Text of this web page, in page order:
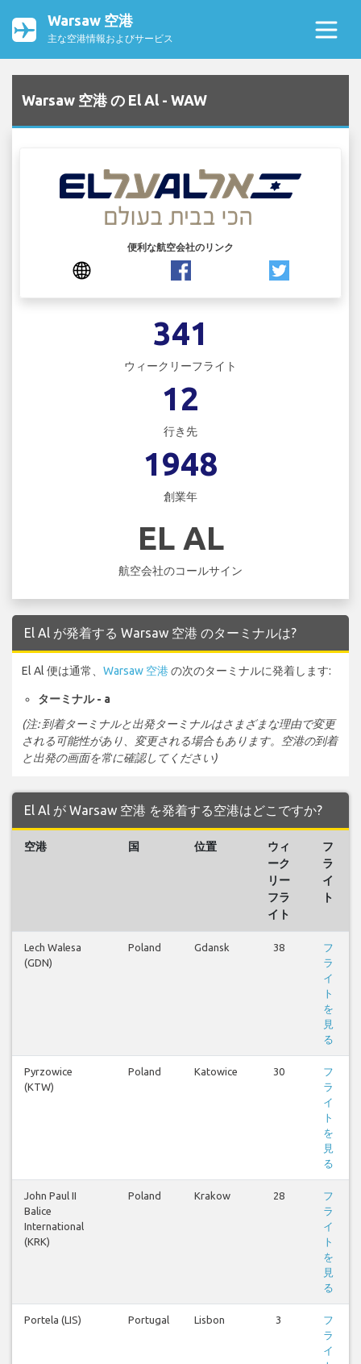
Warsaw 空港
主な空港情報およびサービス
Warsaw 空港 の El Al - WAW
便利な航空会社のリンク
341
ウィークリーフライト
12
行き先
1948
創業年
EL AL
航空会社のコールサイン
El Al が発着する Warsaw 空港 のターミナルは?
El Al 便は通常、 Warsaw 空港の次のターミナルに発着します:
ターミナル - a
(注: 到着ターミナルと出発ターミナルはさまざまな理由で変更
される可能性があり、変更される場合もあります。空港の到着
と出発の画面を常に確認してください)
El Al が Warsaw 空港 を発着する空港はどこですか?
空港 国 位置
ウィ
ーク
リー
フラ
イト
フ
ラ
イ
ト
Lech Walesa
(GDN)
Poland Gdansk 38
フ
ラ
イ
ト
を
見
る
Pyrzowice
(KTW)
Poland Katowice 30
フ
ラ
イ
ト
を
見
る
John Paul II
Balice
International
(KRK)
Poland Krakow 28
フ
ラ
イ
ト
を
見
る
Portela (LIS) Portugal Lisbon 3
フ
ラ
イ